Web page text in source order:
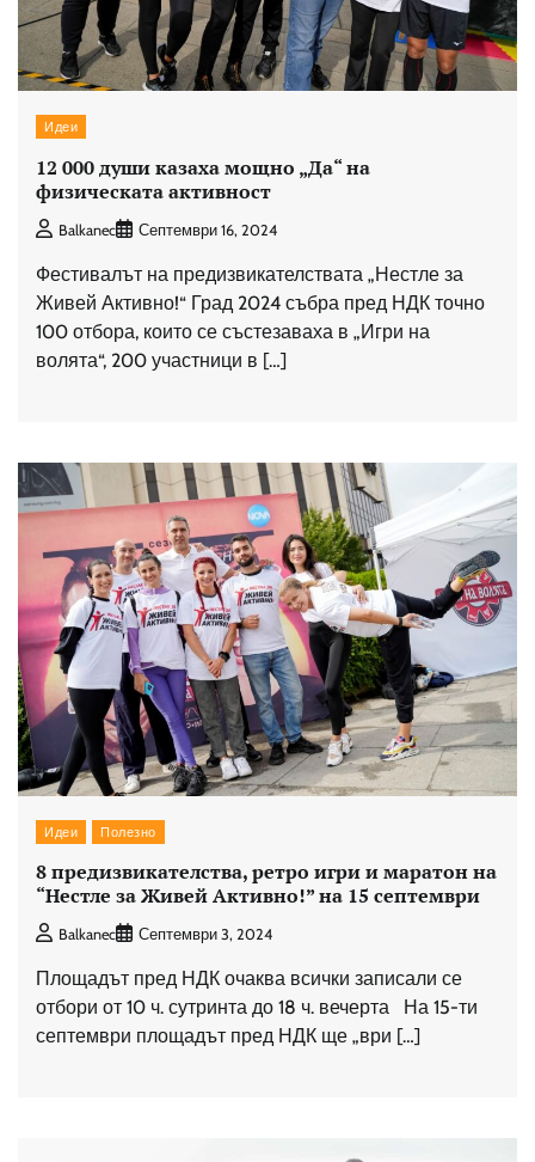
Идеи
12 000 души казаха мощно „Да“ на
физическата активност
Balkanec Септември 16, 2024
Фестивалът на предизвикателствата „Нестле за
Живей Активно!“ Град 2024 събра пред НДК точно
100 отбора, които се състезаваха в „Игри на
волята“, 200 участници в […]
Идеи Полезно
8 предизвикателства, ретро игри и маратон на
“Нестле за Живей Активно!” на 15 септември
Balkanec Септември 3, 2024
Площадът пред НДК очаква всички записали се
отбори от 10 ч. сутринта до 18 ч. вечерта На 15-ти
септември площадът пред НДК ще „ври […]